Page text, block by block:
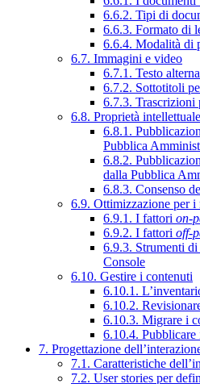
6.6.2. Tipi di
6.6.3. Formato di
6.6.4. Modalità di
6.7. Immagini e video
6.7.1. Testo
6.7.2. Sottotitoli
6.7.3. Trascrizioni
6.8. Proprietà
6.8.1.
Pubblica
6.8.2.
dalla Pubblica
6.8.3. Consenso
6.9. Ottimizzazione per
6.9.1. I fattori on-
6.9.2. I fattori off-
6.9.3. Strumenti
Console
6.10. Gestire i contenuti
6.10.1.
6.10.2.
6.10.3. Migrare i
6.10.4. Pubblicare
7. Progettazione
7.1. Caratteristiche
7.2. User stories per